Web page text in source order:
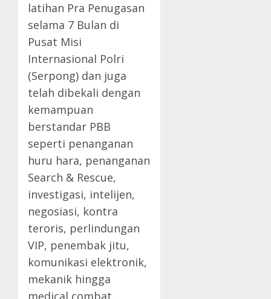
latihan Pra Penugasan
selama 7 Bulan di
Pusat Misi
Internasional Polri
(Serpong) dan juga
telah dibekali dengan
kemampuan
berstandar PBB
seperti penanganan
huru hara, penanganan
Search & Rescue,
investigasi, intelijen,
negosiasi, kontra
teroris, perlindungan
VIP, penembak jitu,
komunikasi elektronik,
mekanik hingga